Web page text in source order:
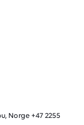
Norge +47 2255